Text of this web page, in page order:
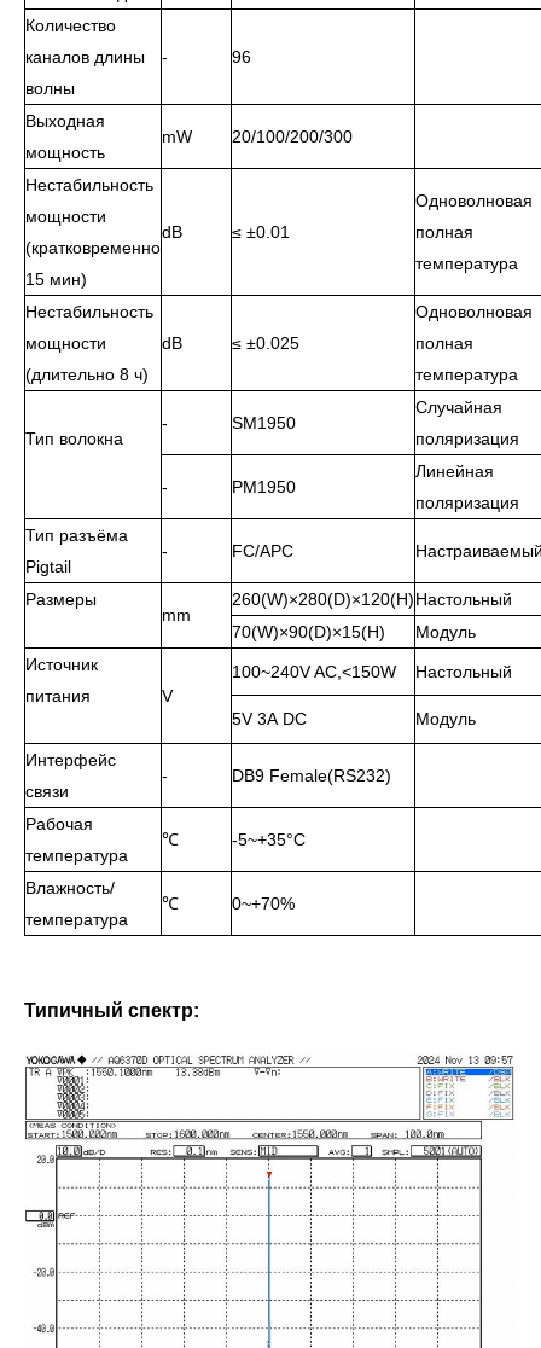
Количество
каналов длины
волны
- 96
Выходная
мощность
mW 20/100/200/300
Нестабильность
мощности
(кратковременно
15 мин)
dB ≤ ±0.01
Одноволновая
полная
температура
Нестабильность
мощности
(длительно 8 ч)
dB ≤ ±0.025
Одноволновая
полная
температура
Тип волокна
- SM1950
Случайная
поляризация
- PM1950
Линейная
поляризация
Тип разъёма
Pigtail
- FC/APC
Размеры
mm
260(W)×280(D)×120(H)Настольный
70(W)×90(D)×15(H)
Модуль
Источник
питания
V
100~240V AC,<150W Настольный
5V 3A DC Модуль
Интерфейс
связи
- DB9 Female(RS232)
Рабочая
температура
℃ -5~+35°C
Влажность/
температура
℃ 0~+70%
Типичный спектр: